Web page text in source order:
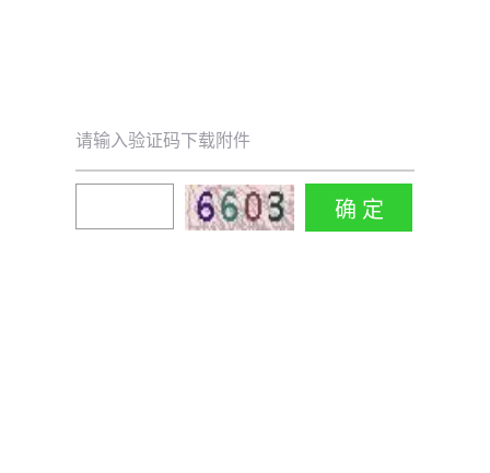
请输入验证码下载附件